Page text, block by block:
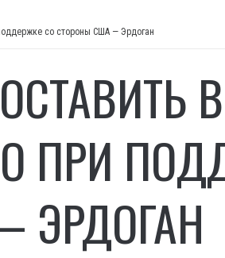
со стороны США — Эрдоган
ПРИ
ЭРДОГАН